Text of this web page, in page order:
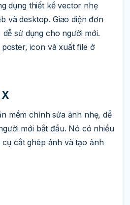
dụng thiết kế vector nhẹ
và desktop. Giao diện đơn
sử dụng cho người mới.
icon và xuất file ở
mềm chỉnh sửa ảnh nhẹ, dễ
mới bắt đầu. Nó có nhiều
cắt ghép ảnh và tạo ảnh